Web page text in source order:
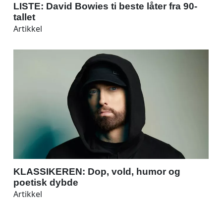
LISTE: David Bowies ti beste låter fra 90-
tallet
Artikkel
KLASSIKEREN: Dop, vold, humor og
poetisk dybde
Artikkel